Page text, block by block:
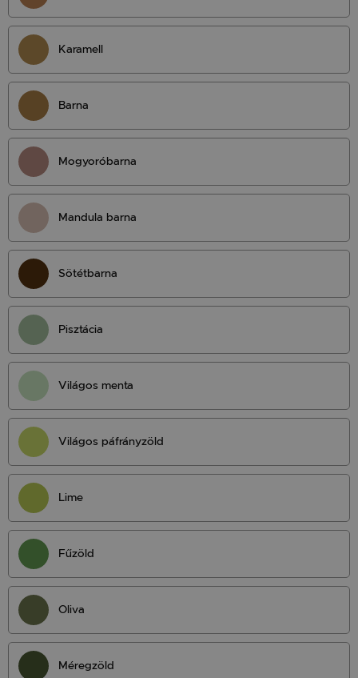
Karamell
Barna
Mogyoróbarna
Mandula barna
Sötétbarna
Pisztácia
Világos menta
Világos páfrányzöld
Lime
Fűzöld
Oliva
Méregzöld